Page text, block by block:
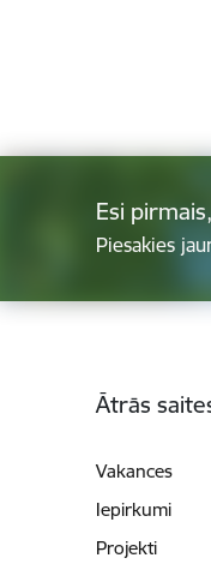
Esi
Piesakies
Ātrās
Vakances
Iepirkumi
Projekti